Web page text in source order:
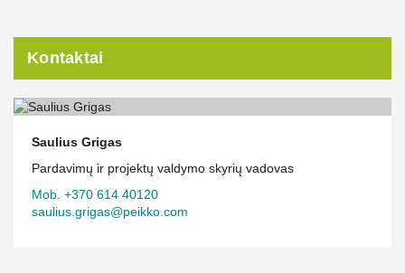
Kontaktai
Saulius Grigas
Pardavimų ir projektų valdymo skyrių vadovas
Mob. +370 614 40120
saulius.grigas@peikko.com